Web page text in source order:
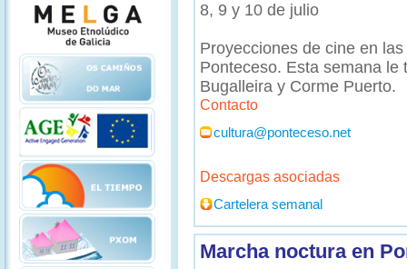
8, 9 y 10 de julio
Proyecciones de cine en
Ponteceso. Esta semana le
Bugalleira y Corme Puerto.
Contacto
cultura@ponteceso.net
Descargas asociadas
Cartelera semanal
Marcha noctura en